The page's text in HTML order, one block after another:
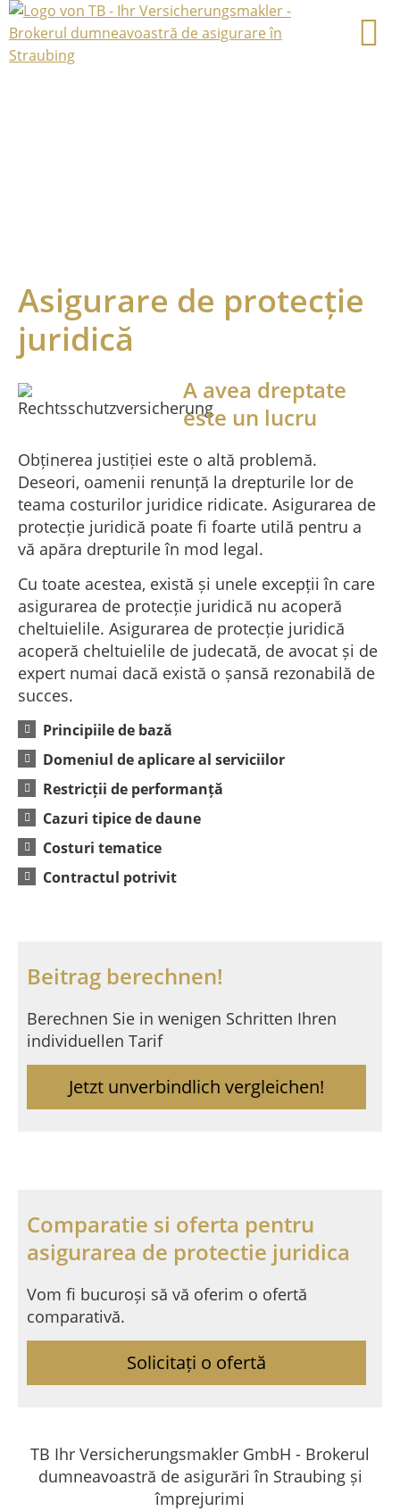
Asigurare de protecție
juridică
A avea dreptate
este un lucru
Obținerea justiției este o altă problemă.
Deseori, oamenii renunță la drepturile lor de
teama costurilor juridice ridicate. Asigurarea de
protecție juridică poate fi foarte utilă pentru a
vă apăra drepturile în mod legal.
Cu toate acestea, există și unele excepții în care
asigurarea de protecție juridică nu acoperă
cheltuielile. Asigurarea de protecție juridică
acoperă cheltuielile de judecată, de avocat și de
expert numai dacă există o șansă rezonabilă de
succes.
Principiile de bază
Domeniul de aplicare al serviciilor
Restricții de performanță
Cazuri tipice de daune
Costuri tematice
Contractul potrivit
Beitrag berechnen!
Berechnen Sie in wenigen Schritten Ihren
individuellen Tarif
Jetzt unverbindlich vergleichen!
Comparatie si oferta pentru
asigurarea de protectie juridica
Vom fi bucuroși să vă oferim o ofertă
comparativă.
Solicitați o ofertă
TB Ihr Versicherungsmakler GmbH - Brokerul
dumneavoastră de asigurări în Straubing și
împrejurimi